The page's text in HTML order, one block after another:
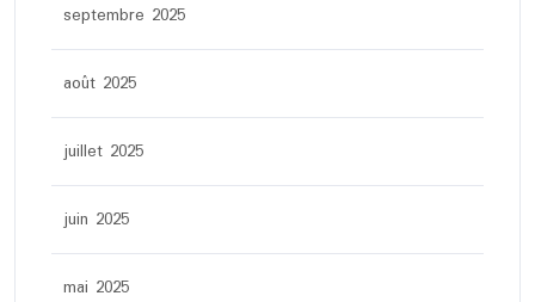
septembre 2025
août 2025
juillet 2025
juin 2025
mai 2025